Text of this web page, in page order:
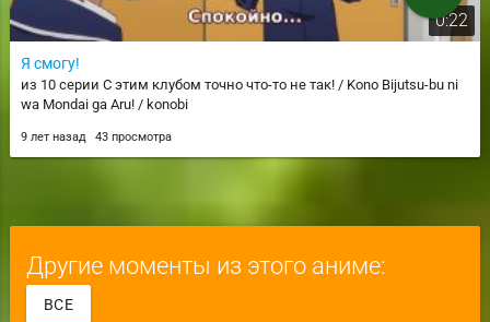
0:22
Я смогу!
из 10 серии С этим клубом точно что-то не так! / Kono Bijutsu-bu ni
wa Mondai ga Aru! / konobi
9 лет назад 43 просмотра
Другие моменты из этого аниме:
ВСЕ